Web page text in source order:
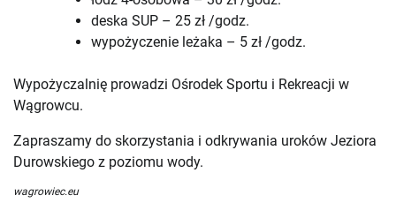
deska SUP – 25 zł /godz.
wypożyczenie leżaka – 5 zł /godz.
Wypożyczalnię prowadzi Ośrodek Sportu i Rekreacji w
Wągrowcu.
Zapraszamy do skorzystania i odkrywania uroków Jeziora
Durowskiego z poziomu wody.
wagrowiec.eu